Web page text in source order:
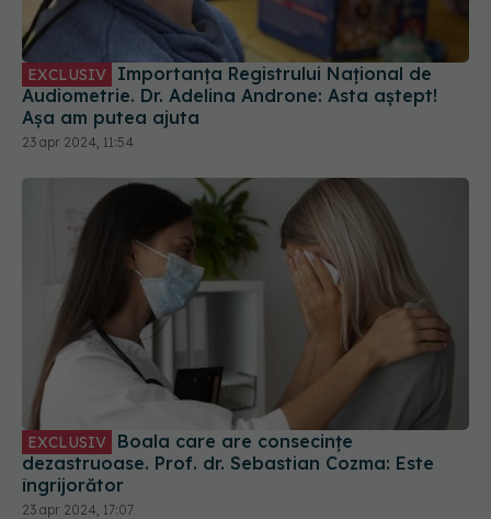
EXCLUSIV
Audiometrie. Dr. Adelina Androne: Asta aștept!
Așa am putea ajuta
23 apr 2024, 11:54
EXCLUSIV
dezastruoase. Prof. dr. Sebastian Cozma: Este
îngrijorător
23 apr 2024, 17:07